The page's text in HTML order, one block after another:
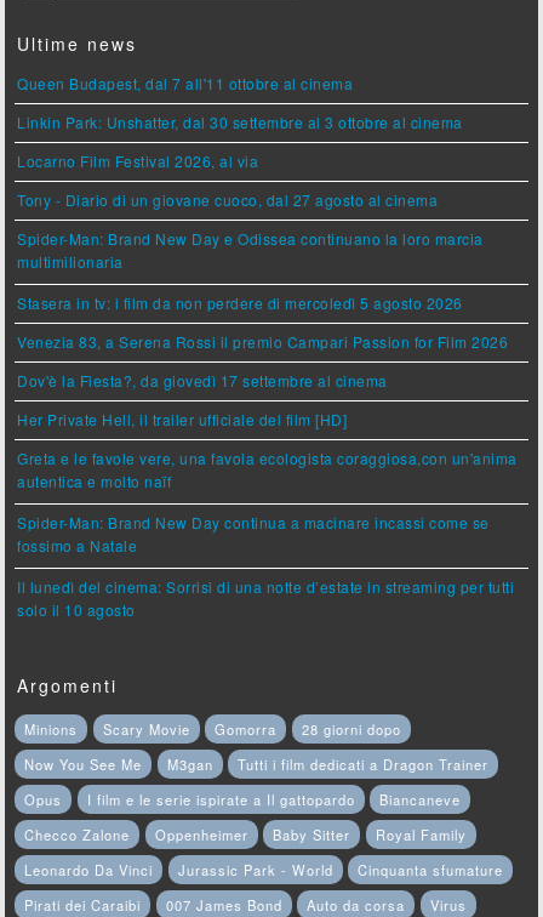
Ultime news
Queen Budapest, dal 7 all'11 ottobre al cinema
Linkin Park: Unshatter, dal 30 settembre al 3 ottobre al cinema
Locarno Film Festival 2026, al via
Tony - Diario di un giovane cuoco, dal 27 agosto al cinema
Spider-Man: Brand New Day e Odissea continuano la loro marcia
multimilionaria
Stasera in tv: i film da non perdere di mercoledì 5 agosto 2026
Venezia 83, a Serena Rossi il premio Campari Passion for Film 2026
Dov'è la Fiesta?, da giovedì 17 settembre al cinema
Her Private Hell, il trailer ufficiale del film [HD]
Greta e le favole vere, una favola ecologista coraggiosa,con un'anima
autentica e molto naïf
Spider-Man: Brand New Day continua a macinare incassi come se
fossimo a Natale
Il lunedì del cinema: Sorrisi di una notte d’estate in streaming per tutti
solo il 10 agosto
Argomenti
Minions Scary Movie Gomorra
28 giorni dopo
Now You See Me
M3gan
Tutti i film dedicati a Dragon Trainer
Opus
I film e le serie ispirate a Il gattopardo
Biancaneve
Checco Zalone
Oppenheimer Baby Sitter
Royal Family
Leonardo Da Vinci
Jurassic Park - World
Cinquanta sfumature
Pirati dei Caraibi
007 James Bond Auto da corsa
Virus